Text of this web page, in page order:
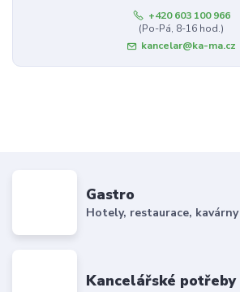
+420 603 100 966
(Po-Pá, 8-16 hod.)
kancelar@ka-ma.cz
Gastro
Hotely, restaurace, kavárny
Kancelářské potřeby